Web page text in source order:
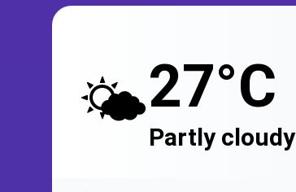
🌤️27°C
Partly cloudy